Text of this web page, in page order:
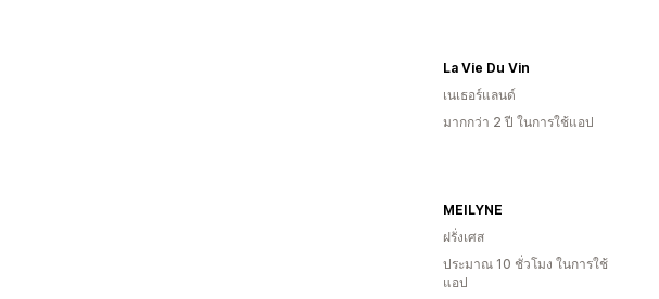
La Vie Du Vin
เนเธอร์แลนด์
มากกว่า 2 ปี ในการใช้แอป
MEILYNE
ฝรั่งเศส
ประมาณ 10 ชั่วโมง ในการใช้
แอป